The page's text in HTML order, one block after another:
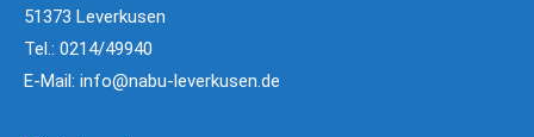
51373 Leverkusen
Tel.: 0214/49940
E-Mail: info@nabu-leverkusen.de